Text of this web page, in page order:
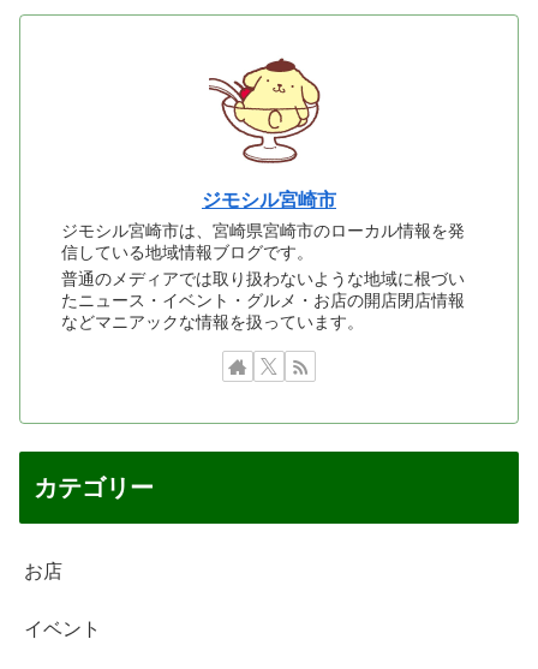
ジモシル宮崎市
ジモシル宮崎市は、宮崎県宮崎市のローカル情報を発
信している地域情報ブログです。
普通のメディアでは取り扱わないような地域に根づい
たニュース・イベント・グルメ・お店の開店閉店情報
などマニアックな情報を扱っています。
カテゴリー
お店
イベント